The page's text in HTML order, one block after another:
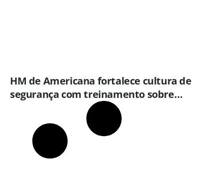
HM de Americana fortalece cultura de
segurança com treinamento sobre
plano de emergência e proteção contra
incêndios